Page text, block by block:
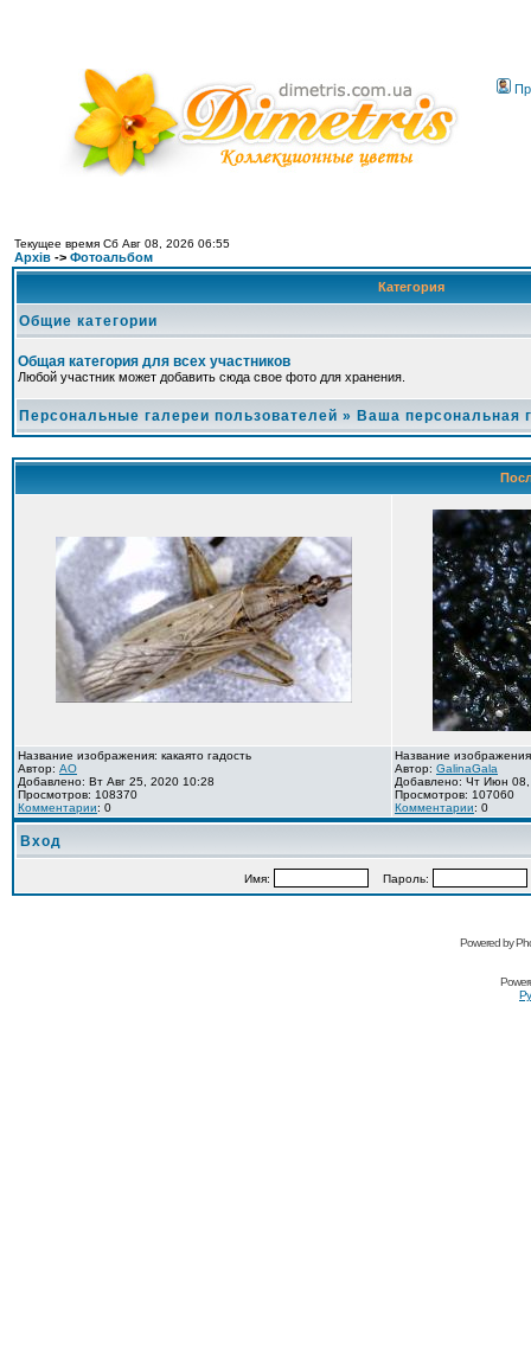
Текущее время Сб Авг 08, 2026 06:55
Архів -> Фотоальбом
Категория
Общие категории
Общая категория для всех участников
Любой участник может добавить сюда свое фото для хранения.
Персональные галереи пользователей » Ваша персональная
Название изображения: какаято гадость
Автор: AO
Добавлено: Вт Авг 25, 2020 10:28
Просмотров: 108370
Комментарии: 0
Название
Автор: GalinaGala
Добавлено: Чт Июн
Просмотров: 107060
Комментарии: 0
Вход
Имя: Пароль:
Powered by